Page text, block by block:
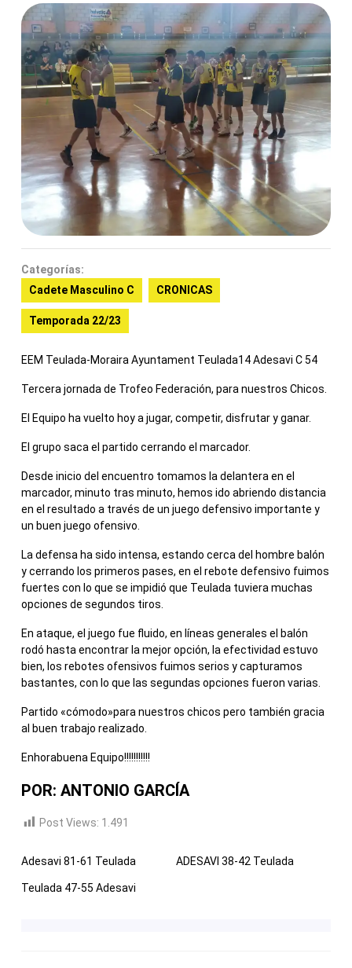
Categorías:
Cadete Masculino C
CRONICAS
Temporada 22/23
EEM Teulada-Moraira Ayuntament Teulada14 Adesavi C 54
Tercera jornada de Trofeo Federación, para nuestros Chicos.
El Equipo ha vuelto hoy a jugar, competir, disfrutar y ganar.
El grupo saca el partido cerrando el marcador.
Desde inicio del encuentro tomamos la delantera en el
marcador, minuto tras minuto, hemos ido abriendo distancia
en el resultado a través de un juego defensivo importante y
un buen juego ofensivo.
La defensa ha sido intensa, estando cerca del hombre balón
y cerrando los primeros pases, en el rebote defensivo fuimos
fuertes con lo que se impidió que Teulada tuviera muchas
opciones de segundos tiros.
En ataque, el juego fue fluido, en líneas generales el balón
rodó hasta encontrar la mejor opción, la efectividad estuvo
bien, los rebotes ofensivos fuimos serios y capturamos
bastantes, con lo que las segundas opciones fueron varias.
Partido «cómodo»para nuestros chicos pero también gracia
al buen trabajo realizado.
Enhorabuena Equipo!!!!!!!!!!!
POR: ANTONIO GARCÍA
Post Views: 1.491
Adesavi 81-61 Teulada ADESAVI 38-42 Teulada
Teulada 47-55 Adesavi